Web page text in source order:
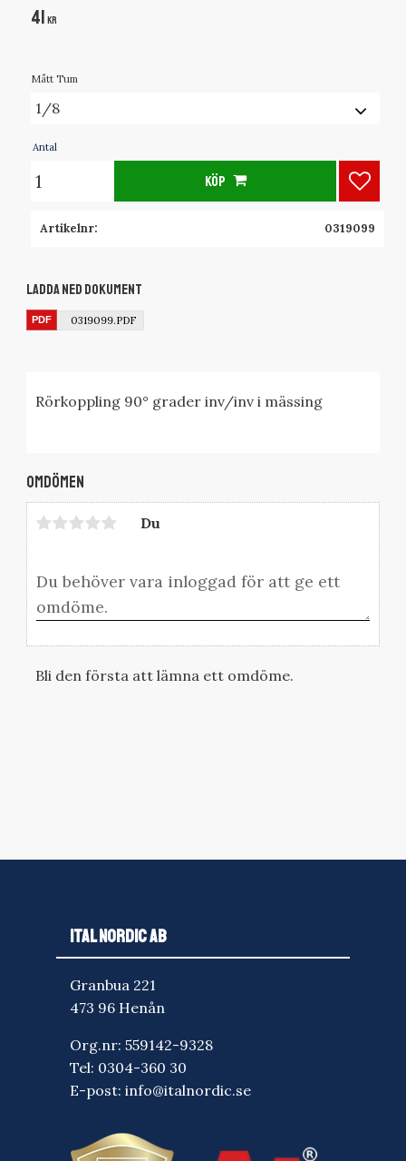
41 KR
Mått Tum
Antal
KÖP Lägg
Artikelnr 0319099
Ladda ned dokument
0319099.PDF
Rörkoppling 90° grader inv/inv i mässing
Omdömen
Du
Bli den första att lämna ett omdöme.
ITAL NORDIC AB
Granbua 221
473 96 Henån
Org.nr: 559142-9328
Tel: 0304-360 30
E-post: info@italnordic.se